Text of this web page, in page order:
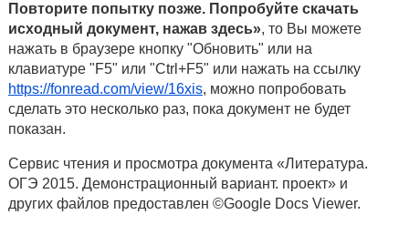
Повторите попытку позже. Попробуйте скачать
исходный документ, нажав здесь», то Вы можете
нажать в браузере кнопку "Обновить" или на
клавиатуре "F5" или "Ctrl+F5" или нажать на ссылку
https://fonread.com/view/16xis, можно попробовать
сделать это несколько раз, пока документ не будет
показан.
Сервис чтения и просмотра документа «Литература.
ОГЭ 2015. Демонстрационный вариант. проект» и
других файлов предоставлен ©Google Docs Viewer.